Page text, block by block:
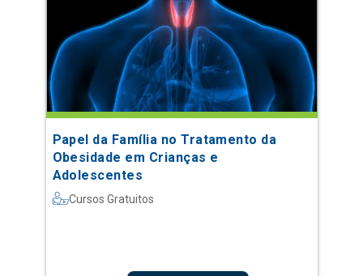
Papel da Família no Tratamento da
Obesidade em Crianças e
Adolescentes
Cursos Gratuitos